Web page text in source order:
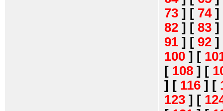
73 ] [ 74]
82 ] [ 83 ]
91 ] [ 92 ]
100 ] [
[ 108 ] [
] [ 116 ] [
123 ] [